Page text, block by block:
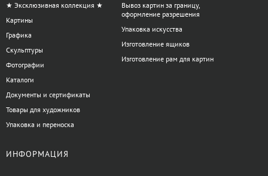
★ Эксклюзивная коллекция ★
Картины
Графика
Скульптуры
Фотографии
Каталоги
Документы и сертификаты
Товары для художников
Упаковка и переноска
Вывоз картин за границу,
оформление разрешения
Упаковка искусства
Изготовление ящиков
Изготовление рам для картин
ИНФОРМАЦИЯ